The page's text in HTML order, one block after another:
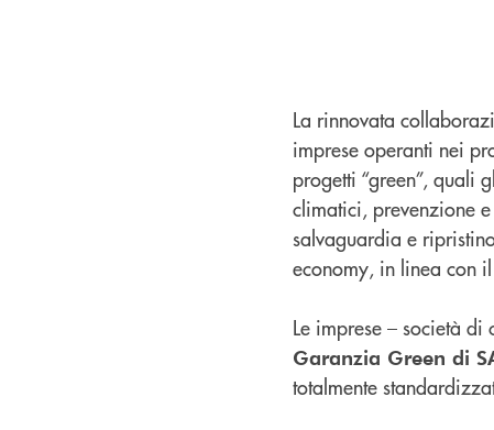
La rinnovata
imprese operanti nei
progetti “green”, quali
climatici, prevenzione
salvaguardia e
economy, in linea con
Le imprese – società
Garanzia Green di
totalmente